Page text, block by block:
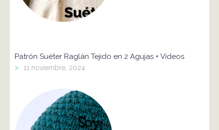
Patrón Suéter Raglán Tejido en 2 Agujas + Vídeos
> 11 noviembre, 2024